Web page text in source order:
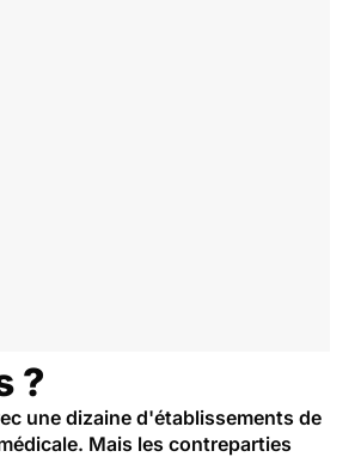
?
une dizaine d'établissements de
Mais les contreparties